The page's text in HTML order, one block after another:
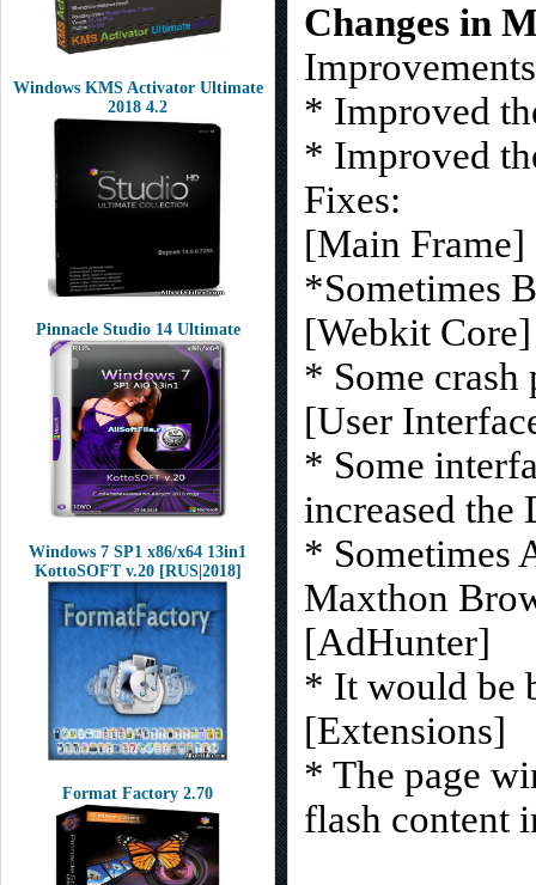
Windows KMS Activator Ultimate
2018 4.2
Pinnacle Studio 14 Ultimate
Windows 7 SP1 x86/x64 13in1
KottoSOFT v.20 [RUS|2018]
Format Factory 2.70
Changes in
* Improved
* Improved
Fixes:
[Main Frame]
*Sometimes
[Webkit Core]
* Some crash
[User
* Some
increased the
* Sometimes
Maxthon
[AdHunter]
* It would be
[Extensions]
* The page
flash content